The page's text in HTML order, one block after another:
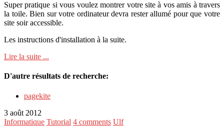
Super pratique si vous voulez montrer votre site à vos amis à travers
la toile. Bien sur votre ordinateur devra rester allumé pour que votre
site soir accessible.
Les instructions d'installation à la suite.
Lire la suite ...
D'autre résultats de recherche:
pagekite
3 août 2012
Informatique Tutorial 4 comments Ulf